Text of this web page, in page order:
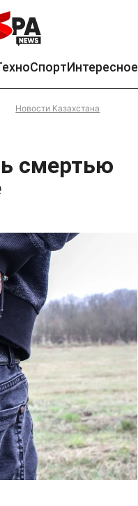
СпортИнтересное
Новости Казахстана
смертью